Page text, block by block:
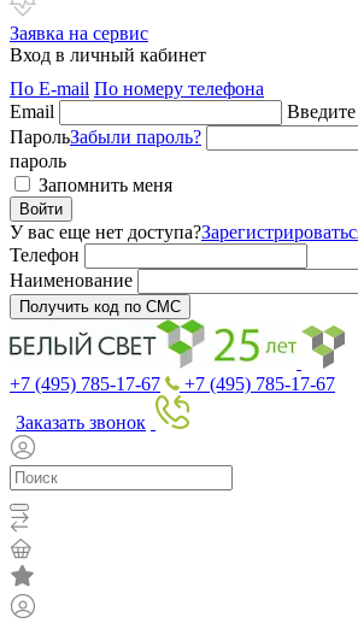
Заявка на сервис
Вход в личный кабинет
По E-mail По номеру телефона
Email
ПарольЗабыли пароль?
пароль
Запомнить меня
Войти
У вас еще нет доступа?
Телефон
Наименование
Получить код по СМС
+7 (495) 785-17-67
+7 (495) 785-17-67
Заказать звонок